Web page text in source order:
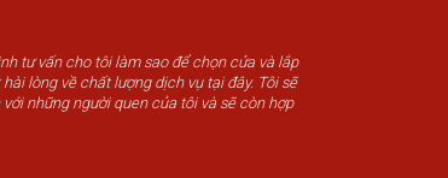
tư vấn cho tôi làm sao để chọn cửa và lắp
lòng về chất lượng dịch vụ tại đây. Tôi sẽ
những người quen của tôi và sẽ còn hợp